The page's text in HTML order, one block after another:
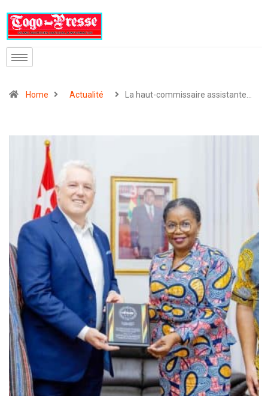
Home Actualité La haut-commissaire assistante…